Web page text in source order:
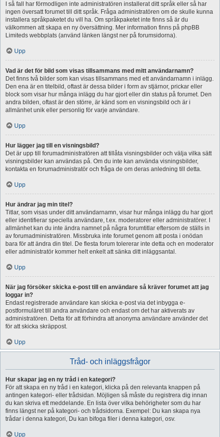
I så fall har förmodligen inte administratören installerat ditt språk eller så har
ingen översatt forumet till ditt språk. Fråga administratören om de skulle kunna
installera språkpaketet du vill ha. Om språkpaketet inte finns så är du
välkommen att skapa en ny översättning. Mer information finns på phpBB
Limiteds webbplats (använd länken längst ner på forumsidorna).
Upp
Vad är det för bild som visas tillsammans med mitt användarnamn?
Det finns två bilder som kan visas tillsammans med ett användarnamn i inlägg.
Den ena är en titelbild, oftast är dessa bilder i form av stjärnor, prickar eller
block som visar hur många inlägg du har gjort eller din status på forumet. Den
andra bilden, oftast är den större, är känd som en visningsbild och är i
allmänhet unik eller personlig för varje användare.
Upp
Hur lägger jag till en visningsbild?
Det är upp till forumadministratören att tillåta visningsbilder och välja vilka sätt
visningsbilder kan användas på. Om du inte kan använda visningsbilder,
kontakta en forumadministratör och fråga de om deras anledning till detta.
Upp
Hur ändrar jag min titel?
Titlar, som visas under ditt användarnamn, visar hur många inlägg du har gjort
eller identifierar speciella användare, t.ex. moderatorer eller administratörer. I
allmänhet kan du inte ändra namnet på några forumtitlar eftersom de ställs in
av forumadministratören. Missbruka inte forumet genom att posta i onödan
bara för att ändra din titel. De flesta forum tolererar inte detta och en moderator
eller administratör kommer helt enkelt att sänka ditt inläggsantal.
Upp
När jag försöker skicka e-post till en användare så kräver forumet att jag
loggar in?
Endast registrerade användare kan skicka e-post via det inbygga e-
postformuläret till andra användare och endast om det har aktiverats av
administratören. Detta för att förhindra att anonyma användare använder det
för att skicka skräppost.
Upp
Tråd- och inläggsfrågor
Hur skapar jag en ny tråd i en kategori?
För att skapa en ny tråd i en kategori, klicka på den relevanta knappen på
antingen kategori- eller trådsidan. Möjligen så måste du registrera dig innan
du kan skriva ett meddelande. En lista över vilka behörigheter som du har
finns längst ner på kategori- och trådsidorna. Exempel: Du kan skapa nya
trådar i denna kategori, Du kan bifoga filer i denna kategori, osv.
Upp